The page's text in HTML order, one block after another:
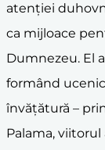
atenției
ca mijloace
Dumnezeu. El
formând
învățătură –
Palama,